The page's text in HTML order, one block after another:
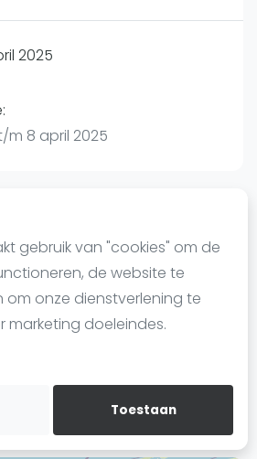
gebruik van "cookies" om de
de website te
om onze dienstverlening te
marketing doeleindes.
Toestaan
Community
2025
m 8 april 2025
| Rijswijk
2a